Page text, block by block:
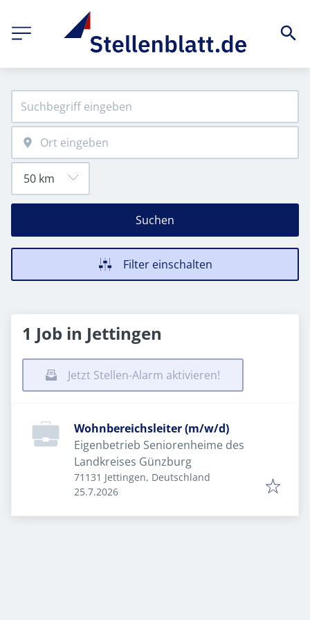
Suchen
Filter einschalten
1 Job in Jettingen
Jetzt Stellen-Alarm aktivieren!
Wohnbereichsleiter (m/w/d)
Eigenbetrieb Seniorenheime des
Landkreises Günzburg
71131 Jettingen, Deutschland
Veröffentlicht
25.7.2026